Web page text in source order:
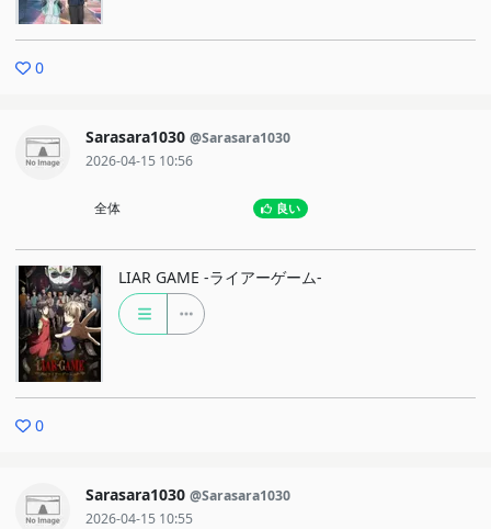
0
Sarasara1030 @Sarasara1030
2026-04-15 10:56
全体 良い
LIAR GAME -ライアーゲーム-
0
Sarasara1030 @Sarasara1030
2026-04-15 10:55